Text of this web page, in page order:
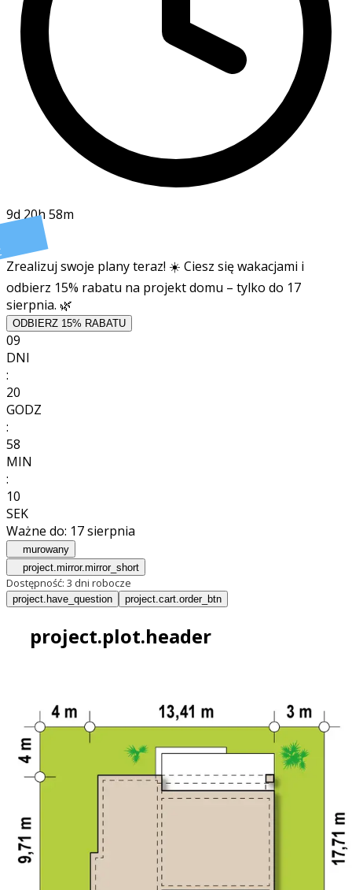
9d 20h 58m
Zrealizuj swoje plany teraz! ☀️ Ciesz się wakacjami i
odbierz 15% rabatu na projekt domu – tylko do 17
sierpnia. 🌿
ODBIERZ 15% RABATU
09
DNI
:
20
GODZ
:
58
MIN
:
08
SEK
Ważne do: 17 sierpnia
murowany
project.mirror.mirror_short
Dostępność: 3 dni robocze
project.have_question project.cart.order_btn
project.plot.header